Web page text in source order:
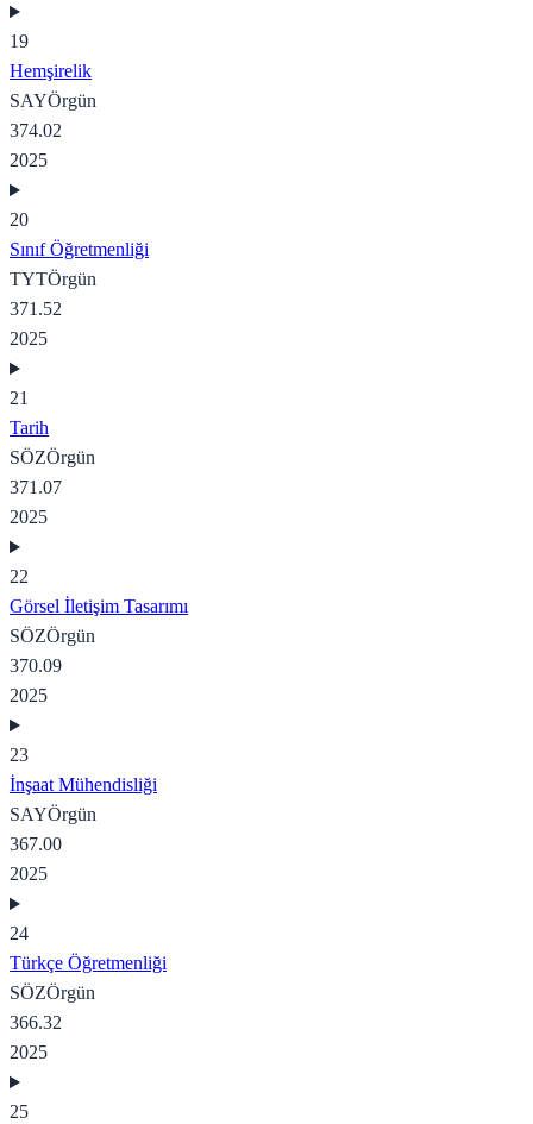
19
Hemşirelik
SAYÖrgün
374.02
2025
20
Sınıf Öğretmenliği
TYTÖrgün
371.52
2025
21
Tarih
SÖZÖrgün
371.07
2025
22
Görsel İletişim Tasarımı
SÖZÖrgün
370.09
2025
23
İnşaat Mühendisliği
SAYÖrgün
367.00
2025
24
Türkçe Öğretmenliği
SÖZÖrgün
366.32
2025
25